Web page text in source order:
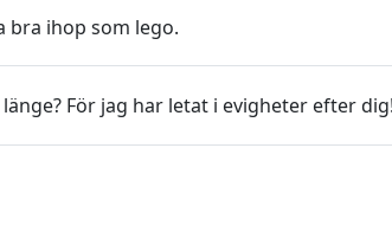
bra ihop som lego.
För jag har letat i evigheter efter